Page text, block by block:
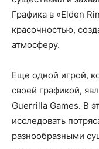
Графика в «Elden
красочностью,
атмосферу.
Еще одной игрой,
своей графикой,
Guerrilla Games. В
исследовать
разнообразными